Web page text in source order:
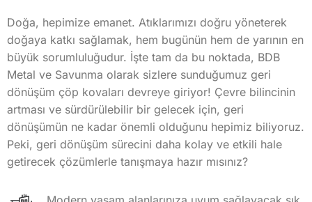
Doğa, hepimize emanet. Atıklarımızı doğru yöneterek
doğaya katkı sağlamak, hem bugünün hem de yarının en
büyük sorumluluğudur. İşte tam da bu noktada, BDB
Metal ve Savunma olarak sizlere sunduğumuz geri
dönüşüm çöp kovaları devreye giriyor! Çevre bilincinin
artması ve sürdürülebilir bir gelecek için, geri
dönüşümün ne kadar önemli olduğunu hepimiz biliyoruz.
Peki, geri dönüşüm sürecini daha kolay ve etkili hale
getirecek çözümlerle tanışmaya hazır mısınız?